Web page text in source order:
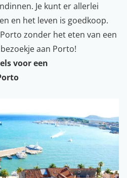
Je kunt er allerlei
en het leven is goedkoop.
zonder het eten van een
aan Porto!
voor een